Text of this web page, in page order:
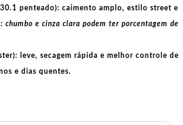
penteado): caimento amplo, estilo street e
chumbo e cinza clara podem ter porcentagem de
leve, secagem rápida e melhor controle de
e dias quentes.